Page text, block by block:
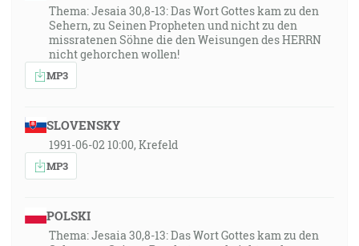
Thema: Jesaia 30,8-13: Das Wort Gottes kam zu den
Sehern, zu Seinen Propheten und nicht zu den
missratenen Söhne die den Weisungen des HERRN
nicht gehorchen wollen!
MP3
SLOVENSKY
1991-06-02 10:00, Krefeld
MP3
POLSKI
Thema: Jesaia 30,8-13: Das Wort Gottes kam zu den